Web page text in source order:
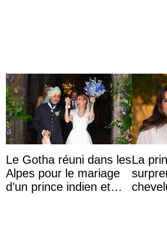
Le Gotha réuni dans les
Alpes pour le mariage
d’un prince indien et
La